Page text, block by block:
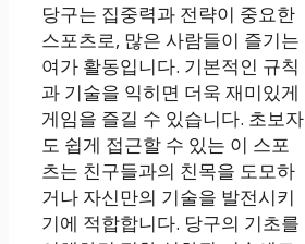
당구는 집중력과 전략이 중요한
스포츠로, 많은 사람들이 즐기는
여가 활동입니다. 기본적인 규칙
과 기술을 익히면 더욱 재미있게
게임을 즐길 수 있습니다. 초보자
도 쉽게 접근할 수 있는 이 스포
츠는 친구들과의 친목을 도모하
거나 자신만의 기술을 발전시키
기에 적합합니다. 당구의 기초를